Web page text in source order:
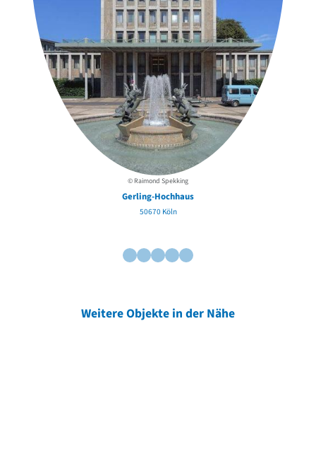
© Raimond Spekking
Gerling-Hochhaus
50670 Köln
Weitere Objekte in der Nähe